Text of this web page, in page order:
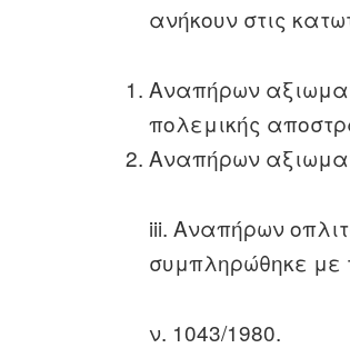
ανήκουν στις
Αναπήρων
πολεμικής
Αναπήρων
iii. Αναπήρων
συμπληρώθηκε με
ν. 1043/1980.